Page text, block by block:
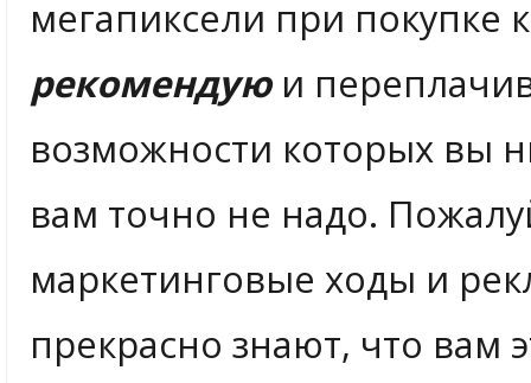
мегапиксели при покупке
рекомендуюи
возможности которых вы
вам точно не надо.
маркетинговые ходы и
прекрасно знают, что вам